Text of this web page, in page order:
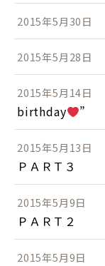
2015年5月30日
2015年5月28日
2015年5月14日
birthday
”
2015年5月13日
ＰＡＲＴ３
2015年5月9日
ＰＡＲＴ２
2015年5月9日